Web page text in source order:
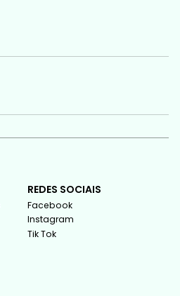
REDES SOCIAIS
Facebook
Instagram
Tik Tok